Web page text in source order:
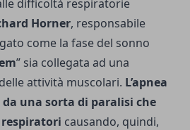
difficoltà respiratorie
Horner, responsabile
come la fase del sonno
” sia collegata ad una
attività muscolari. L’apnea
una sorta di paralisi che
causando, quindi,